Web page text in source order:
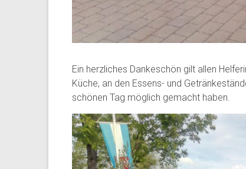
Ein herzliches Dankeschön gilt allen
Küche, an den Essens- und
schönen Tag möglich gemacht haben.